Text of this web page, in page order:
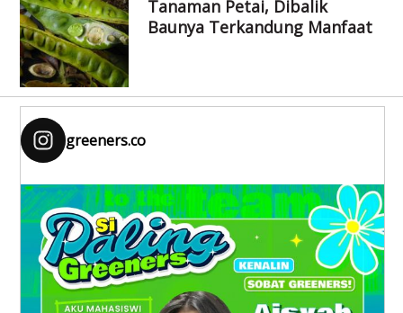
Tanaman Petai, Dibalik
Baunya Terkandung Manfaat
greeners.co